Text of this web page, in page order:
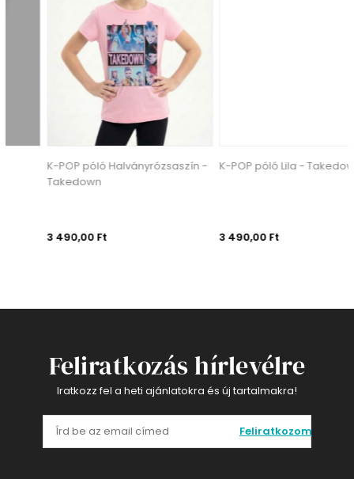
K-POP póló Halványrózsaszín -
Takedown
3 490,00 Ft
K-POP póló Lila - Takedown
3 490,00 Ft
Feliratkozás hírlevélre
Iratkozz fel a heti ajánlatokra és új tartalmakra!
Feliratkozom